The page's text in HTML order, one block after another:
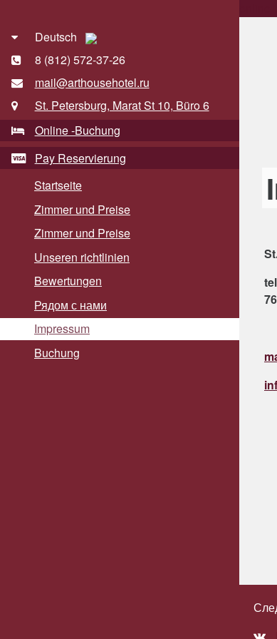
Deutsch
8 (812) 572-37-26
mail@arthousehotel.ru
St. Petersburg, Marat St 10, Büro 6
Online -Buchung
Pay Reservierung
Startseite
Zimmer und Preise
Zimmer und Preise
Unseren richtlinien
Bewertungen
Рядом с нами
Impressum
Buchung